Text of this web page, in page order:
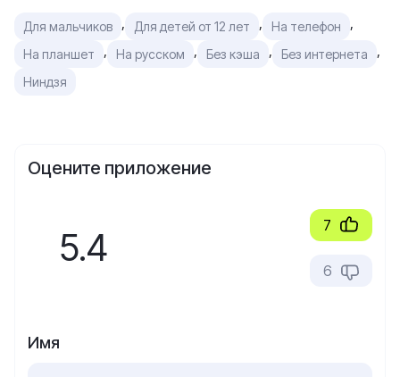
Для мальчиков , Для детей от 12 лет , На телефон ,
На планшет , На русском , Без кэша , Без интернета ,
Ниндзя
Оцените приложение
5.4 7
6
Имя